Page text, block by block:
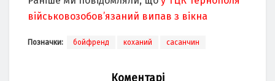
військовозобов’язаний випав з вікна
Позначки: бойфренд коханий сасанчин
Коментарі